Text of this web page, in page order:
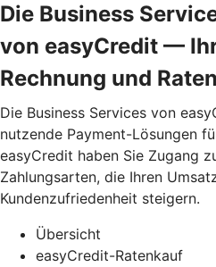
Die Business
von easyCredit —
Rechnung und
Die Business Services von
nutzende Payment-Lösungen
easyCredit haben Sie Zugang
Zahlungsarten, die Ihren
Kundenzufriedenheit steigern.
Übersicht
easyCredit-Ratenkauf